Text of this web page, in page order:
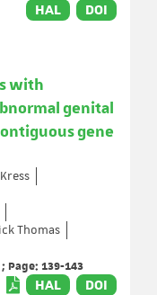
HAL DOI
with
genital
gene
Thomas
Page: 139-143
HAL DOI